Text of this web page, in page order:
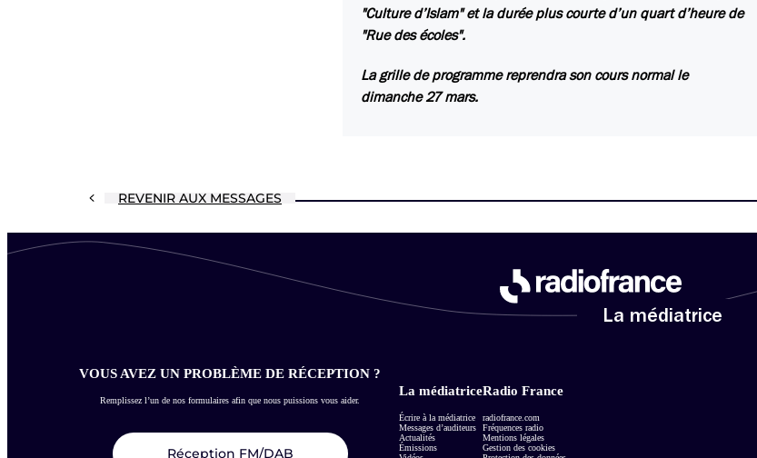
"Culture d’Islam" et la durée plus courte d’un quart d’heure de
"Rue des écoles".
La grille de programme reprendra son cours normal le
dimanche 27 mars.
REVENIR AUX MESSAGES
La médiatrice
VOUS AVEZ UN PROBLÈME DE RÉCEPTION ?
Remplissez l’un de nos formulaires afin que nous puissions vous aider.
Réception FM/DAB
La médiatrice
Écrire à la médiatrice
Messages d’auditeurs
Actualités
Émissions
Radio France
radiofrance.com
Fréquences radio
Mentions légales
Gestion des cookies